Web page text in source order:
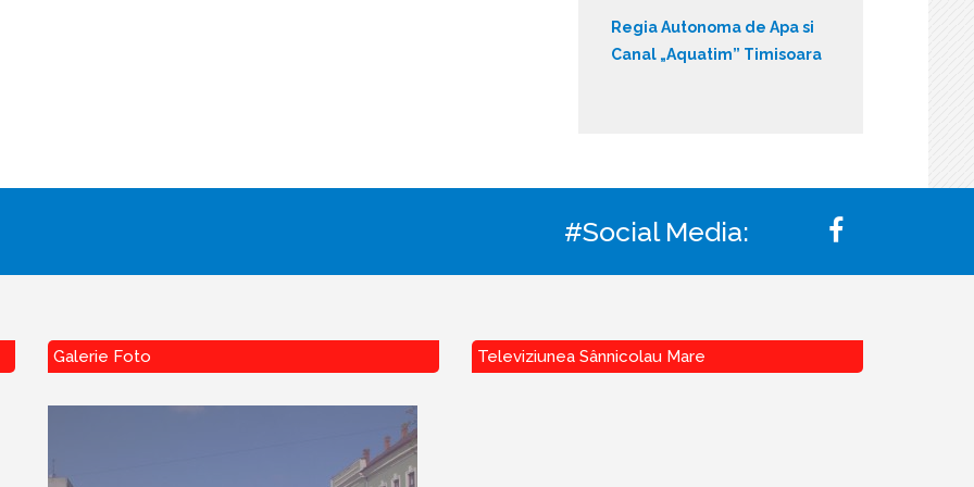
Regia Autonoma de Apa si
Canal „Aquatim” Timisoara
#Social Media:
Galerie Foto Televiziunea Sânnicolau Mare